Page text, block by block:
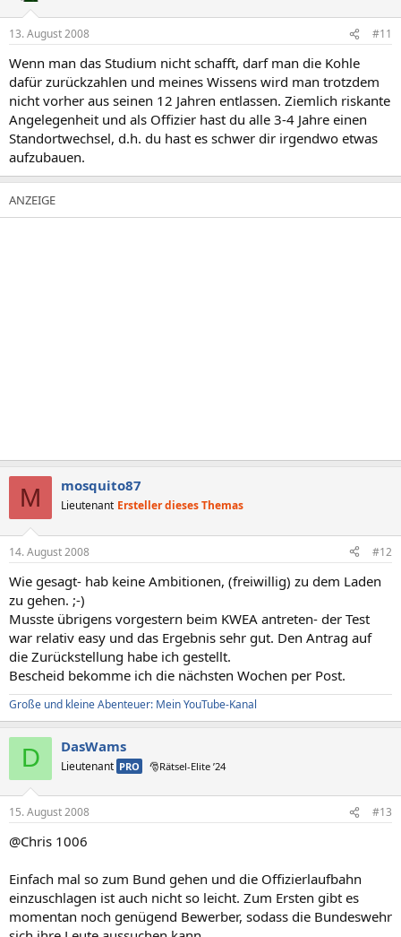
13. August 2008 #11
Wenn man das Studium nicht schafft, darf man die Kohle
dafür zurückzahlen und meines Wissens wird man trotzdem
nicht vorher aus seinen 12 Jahren entlassen. Ziemlich riskante
Angelegenheit und als Offizier hast du alle 3-4 Jahre einen
Standortwechsel, d.h. du hast es schwer dir irgendwo etwas
aufzubauen.
M mosquito87
Lieutenant Ersteller dieses Themas
14. August 2008 #12
Wie gesagt- hab keine Ambitionen, (freiwillig) zu dem Laden
zu gehen. ;-)
Musste übrigens vorgestern beim KWEA antreten- der Test
war relativ easy und das Ergebnis sehr gut. Den Antrag auf
die Zurückstellung habe ich gestellt.
Bescheid bekomme ich die nächsten Wochen per Post.
Große und kleine Abenteuer: Mein YouTube-Kanal
D DasWams
Lieutenant PRO 🎅Rätsel-Elite ’24
15. August 2008 #13
@Chris 1006
Einfach mal so zum Bund gehen und die Offizierlaufbahn
einzuschlagen ist auch nicht so leicht. Zum Ersten gibt es
momentan noch genügend Bewerber, sodass die Bundeswehr